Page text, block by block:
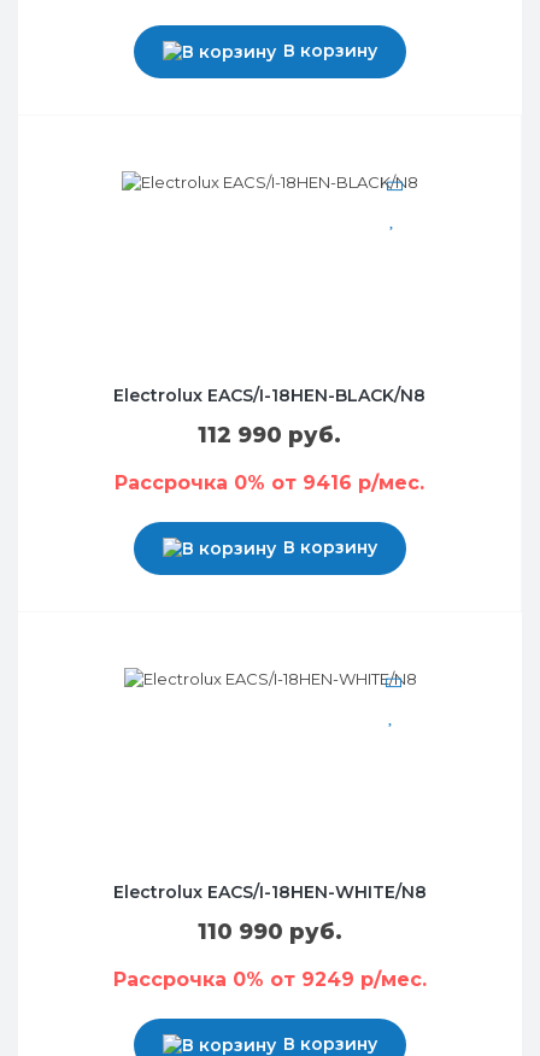
В корзину
Electrolux EACS/I-18HEN-BLACK/N8
112 990 руб.
Рассрочка 0% от 9416 р/мес.
В корзину
Electrolux EACS/I-18HEN-WHITE/N8
110 990 руб.
Рассрочка 0% от 9249 р/мес.
В корзину